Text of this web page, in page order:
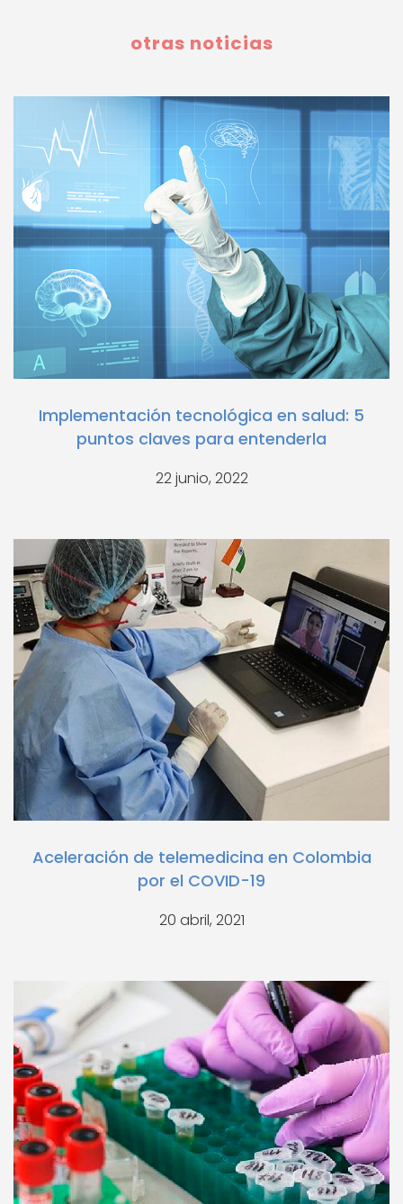
otras noticias
Implementación tecnológica en salud: 5
puntos claves para entenderla
22 junio, 2022
Aceleración de telemedicina en Colombia
por el COVID-19
20 abril, 2021